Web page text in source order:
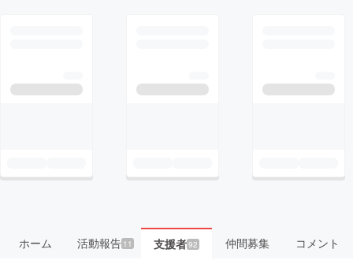
ホーム 活動報告11 支援者92 仲間募集 コメント